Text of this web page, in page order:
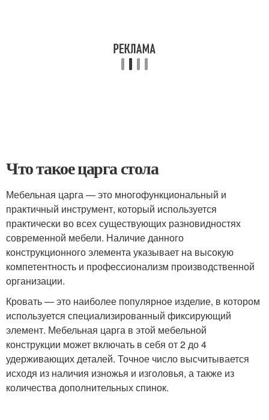
Что такое царга стола
Мебельная царга — это многофункциональный и
практичный инструмент, который используется
практически во всех существующих разновидностях
современной мебели. Наличие данного
конструкционного элемента указывает на высокую
компетентность и профессионализм производственной
организации.
Кровать — это наиболее популярное изделие, в котором
используется специализированный фиксирующий
элемент. Мебельная царга в этой мебельной
конструкции может включать в себя от 2 до 4
удерживающих деталей. Точное число высчитывается
исходя из наличия изножья и изголовья, а также из
количества дополнительных спинок.